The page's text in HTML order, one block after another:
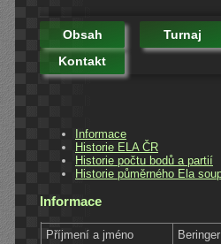
Obsah Turnaj
Kontakt
Informace
Historie ELA ČR
Historie počtu bodů a partií
Historie půměrného Ela
Informace
Příjmení a jméno